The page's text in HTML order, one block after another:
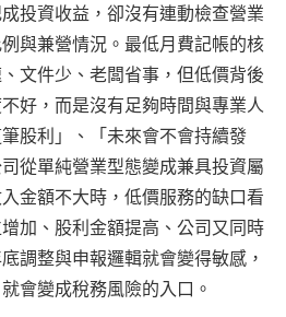
投資收益，卻沒有連動檢查營業
與兼營情況。最低月費記帳的核
文件少、老闆省事，但低價背後
好，而是沒有足夠時間與專業人
股利」、「未來會不會持續發
從單純營業型態變成兼具投資屬
金額不大時，低價服務的缺口看
加、股利金額提高、公司又同時
調整與申報邏輯就會變得敏感，
會變成稅務風險的入口。